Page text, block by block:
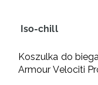
Iso-chill
Koszulka do
Armour Velociti